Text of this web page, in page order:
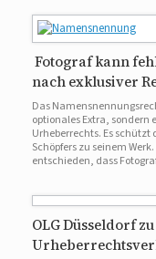
Fotograf kann
nach exklusiver
Das
optionales Extra, sondern
Urheberrechts. Es schützt
Schöpfers zu seinem
entschieden, dass
OLG Düsseldorf